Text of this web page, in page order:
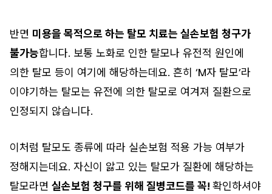
반면 미용을 목적으로 하는 탈모 치료는 실손보험 청구가
불가능합니다. 보통 노화로 인한 탈모나 유전적 원인에
의한 탈모 등이 여기에 해당하는데요. 흔히 ‘M자 탈모’라
이야기하는 탈모는 유전에 의한 탈모로 여겨져 질환으로
인정되지 않습니다.
이처럼 탈모도 종류에 따라 실손보험 적용 가능 여부가
정해지는데요. 자신이 앓고 있는 탈모가 질환에 해당하는
탈모라면 실손보험 청구를 위해 질병코드를 꼭! 확인하셔야